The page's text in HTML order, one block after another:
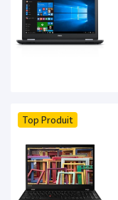
Top Produit